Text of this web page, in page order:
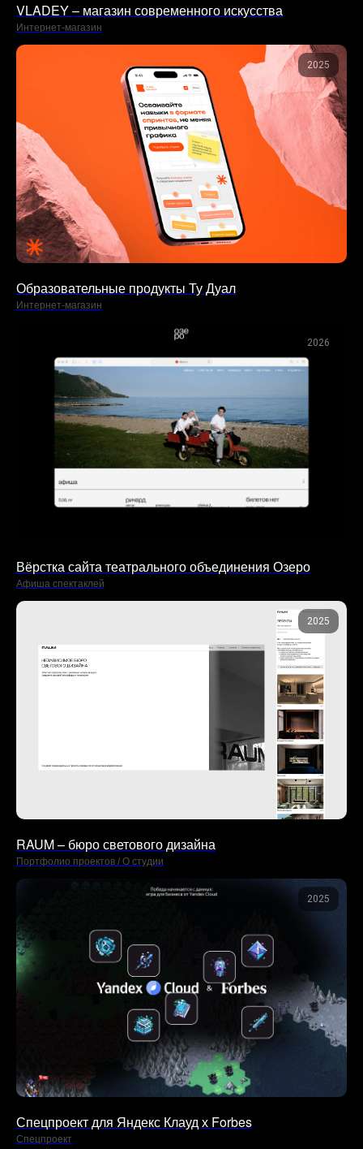
VLADEY – магазин современного искусства
Интернет-магазин
2025
Образовательные продукты Ту Дуал
Интернет-магазин
2026
Вёрстка сайта театрального объединения Озеро
Афиша спектаклей
2025
RAUM – бюро светового дизайна
Портфолио проектов / О студии
2025
Спецпроект для Яндекс Клауд х Forbes
Спецпроект